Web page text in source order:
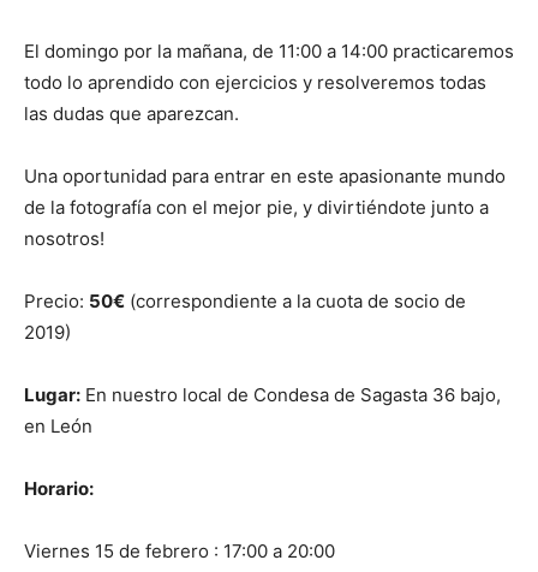
El domingo por la mañana, de 11:00 a 14:00 practicaremos
todo lo aprendido con ejercicios y resolveremos todas
las dudas que aparezcan.
Una oportunidad para entrar en este apasionante mundo
de la fotografía con el mejor pie, y divirtiéndote junto a
nosotros!
Precio: 50€ (correspondiente a la cuota de socio de
2019)
Lugar: En nuestro local de Condesa de Sagasta 36 bajo,
en León
Horario:
Viernes 15 de febrero : 17:00 a 20:00